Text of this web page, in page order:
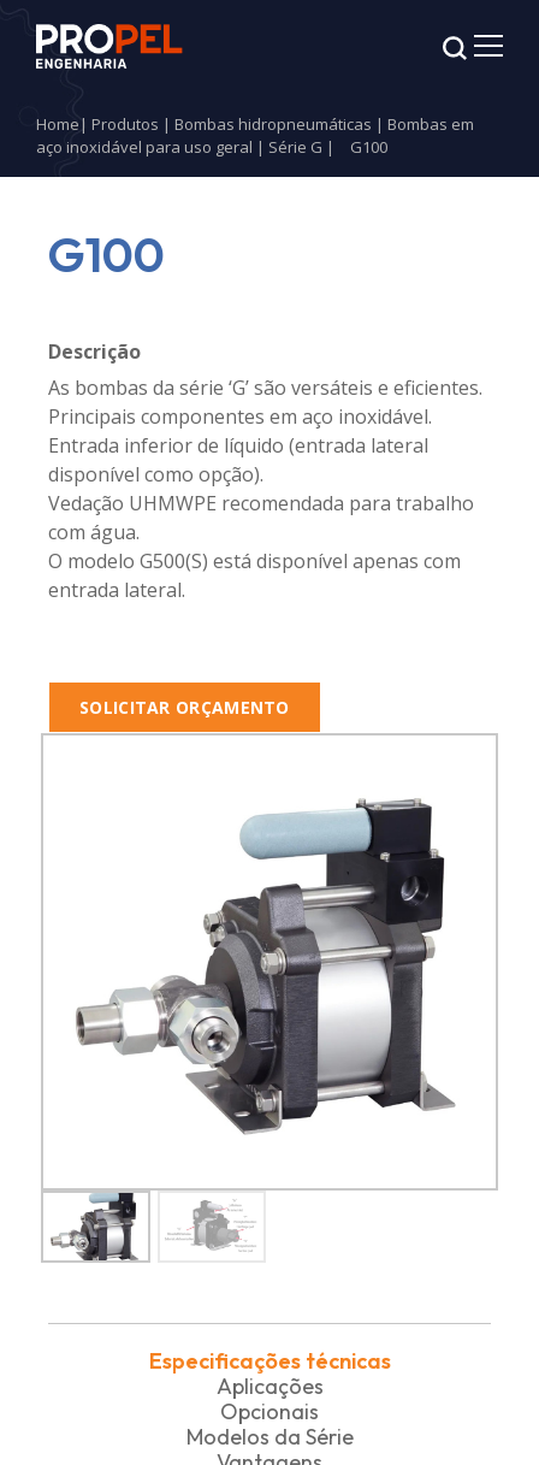
Home| Produtos | Bombas hidropneumáticas | Bombas em
aço inoxidável para uso geral | Série G | G100
G100
Descrição
As bombas da série ‘G’ são versáteis e eficientes.
Principais componentes em aço inoxidável.
Entrada inferior de líquido (entrada lateral
disponível como opção).
Vedação UHMWPE recomendada para trabalho
com água.
O modelo G500(S) está disponível apenas com
entrada lateral.
SOLICITAR ORÇAMENTO
Especificações técnicas
Aplicações
Opcionais
Modelos da Série